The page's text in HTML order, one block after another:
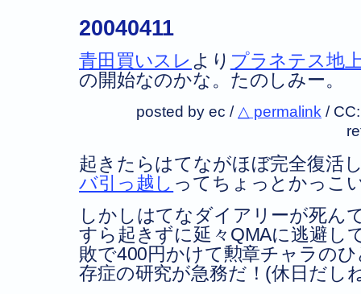
20040411
青田買いスレ より プラネテス地
の開始なのかな。たのしみー。
posted by ec / △ permalink /
起きたらはてながほぼ完全復活
バ引っ越し ってちょっとかっこ
しかしはてなダイアリーが死ん
すら起きずに延々QMAに逃避し
敗で400円かけて勲章チャラの
存症の研究が急務だ！(休日だし